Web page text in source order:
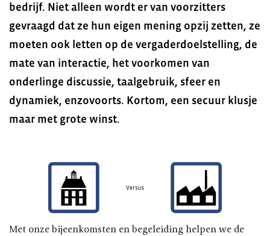
bedrijf. Niet alleen wordt er van voorzitters
gevraagd dat ze hun eigen mening opzij zetten, ze
moeten ook letten op de vergaderdoelstelling, de
mate van interactie, het voorkomen van
onderlinge discussie, taalgebruik, sfeer en
dynamiek, enzovoorts. Kortom, een secuur klusje
maar met grote winst.
Met onze bijeenkomsten en begeleiding helpen we de